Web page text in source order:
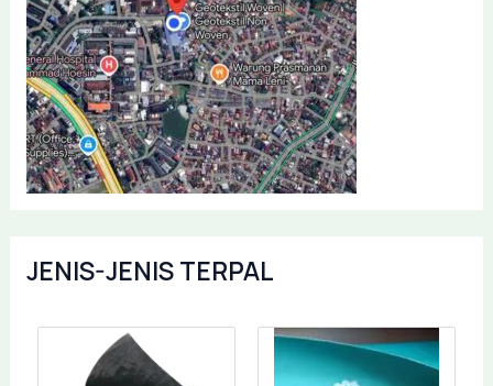
JENIS-JENIS TERPAL